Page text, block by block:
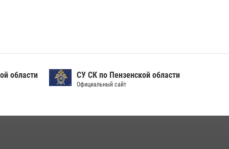
области СУ СК по Пензенской области
Официальный сайт